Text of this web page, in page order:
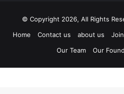
© Copyright 2026, All Rights
Home
Contact us about us
Our Team
Our